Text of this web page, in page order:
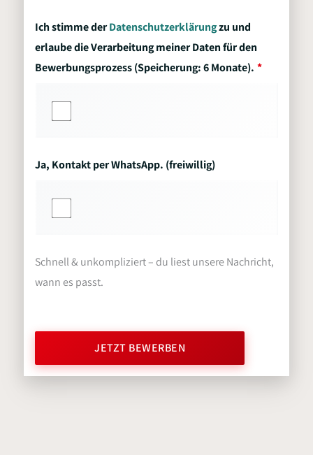
Ich stimme derDatenschutzerklärungzu und
erlaube die Verarbeitung meiner Daten für den
Bewerbungsprozess (Speicherung: 6 Monate).
Ja, Kontakt per WhatsApp. (freiwillig)
Schnell & unkompliziert – du liest unsere Nachricht,
wann es passt.
JETZT BEWERBEN